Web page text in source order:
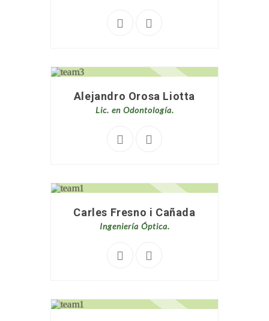
Alejandro Orosa Liotta
Lic. en Odontología.
Carles Fresno i Cañada
Ingeniería Óptica.